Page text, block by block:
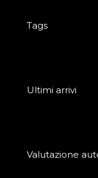
Tags
Ultimi arrivi
Valutazione